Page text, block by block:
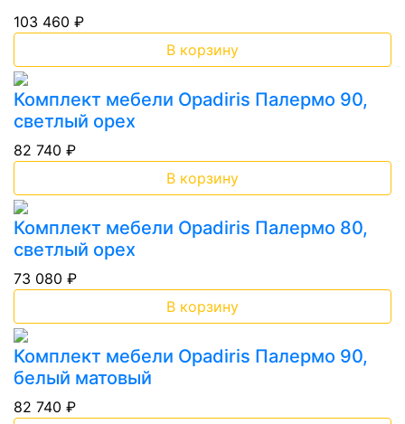
103 460 ₽
В корзину
Комплект мебели Opadiris Палермо 90,
светлый орех
82 740 ₽
В корзину
Комплект мебели Opadiris Палермо 80,
светлый орех
73 080 ₽
В корзину
Комплект мебели Opadiris Палермо 90,
белый матовый
82 740 ₽